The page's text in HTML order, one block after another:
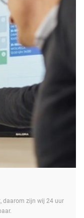
daarom zijn wij 24 uur